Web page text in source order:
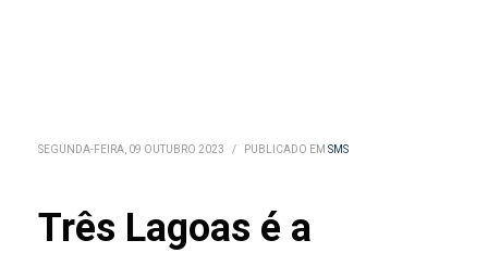
SEGUNDA-FEIRA, 09 OUTUBRO 2023 / PUBLICADO EM SMS
Três Lagoas é a